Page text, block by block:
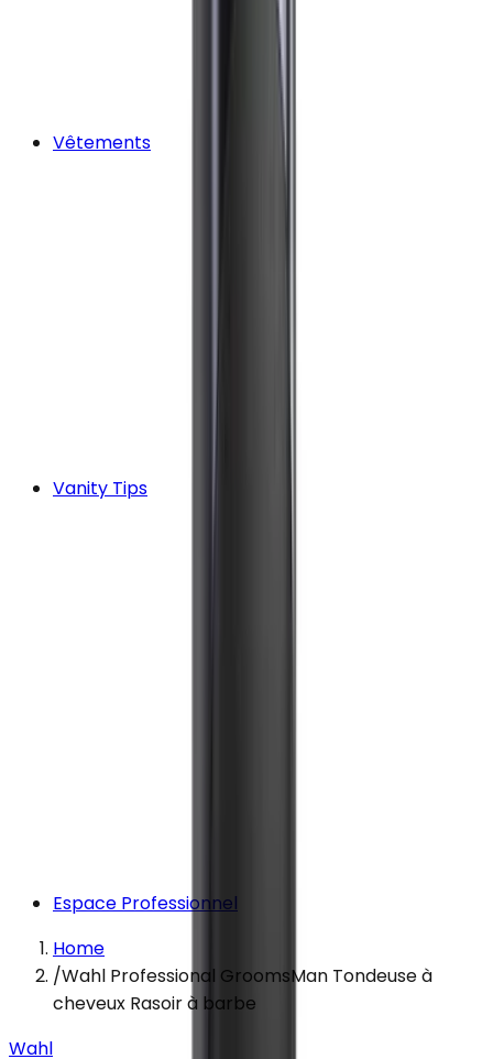
Vêtements
Vanity Tips
Espace Professionnel
Home
/Wahl Professional GroomsMan Tondeuse à
cheveux Rasoir à barbe
Wahl